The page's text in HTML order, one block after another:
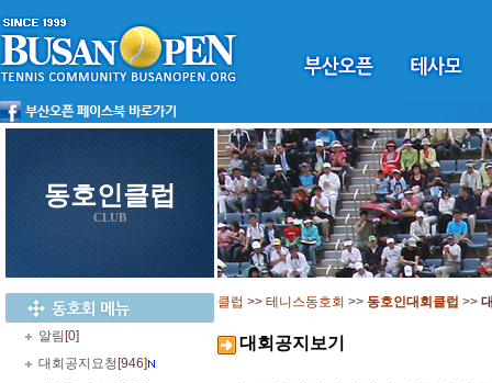
동호인클럽
CLUB
알림 [0]
대회공지요청 [946]
클럽 >> 테니스동호회 >> 동호인대회클럽 >>
대회공지보기